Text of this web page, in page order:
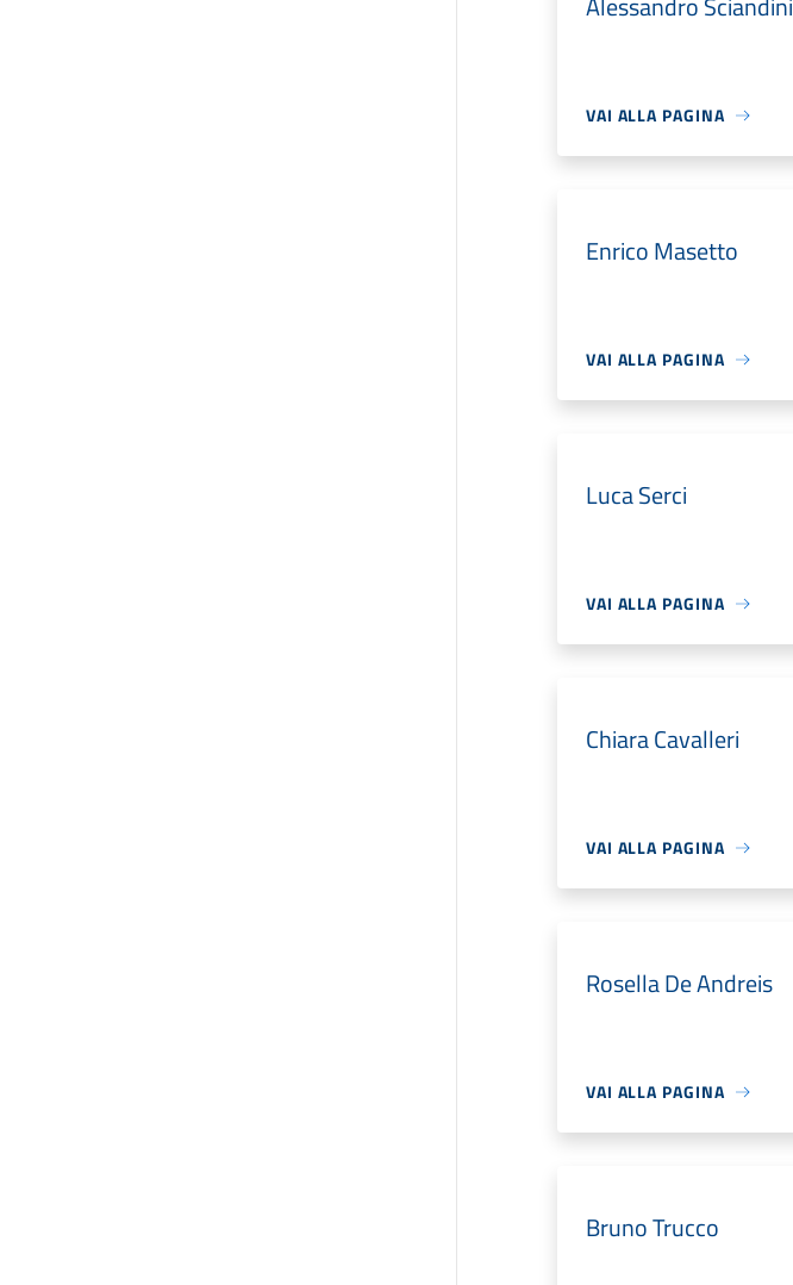
VAI ALLA PAGINA
Enrico Masetto
VAI ALLA PAGINA
Luca Serci
VAI ALLA PAGINA
Chiara Cavalleri
VAI ALLA PAGINA
Rosella De Andreis
VAI ALLA PAGINA
Bruno Trucco